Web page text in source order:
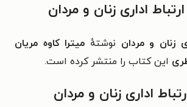
اداری زنان و مردان
زنان و مردان نوشتهٔ میترا کاوه مریان
این کتاب را منتشر کرده است.
اداری زنان و مردان